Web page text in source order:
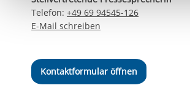
berechtigter Interessen und daher
Einwilligung.
Telefon:+49 69 94545-126
E-Mail schreiben
Kontaktformular öffnen